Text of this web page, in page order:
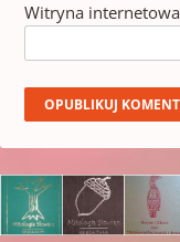
Witryna internetowa